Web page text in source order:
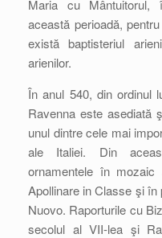
Maria cu Mântuitorul,
această perioadă,
există baptisteriul
arienilor.
În anul 540, din ordinul
Ravenna este asediată
unul dintre cele mai
ale Italiei. Din
ornamentele în
Apollinare in Classe şi în
Nuovo. Raporturile cu
secolul al VII-lea şi